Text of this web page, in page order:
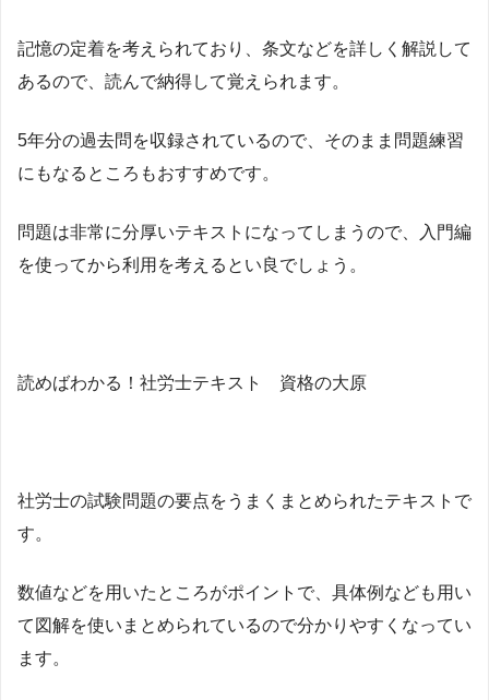
記憶の定着を考えられており、条文などを詳しく解説して
あるので、読んで納得して覚えられます。
5年分の過去問を収録されているので、そのまま問題練習
にもなるところもおすすめです。
問題は非常に分厚いテキストになってしまうので、入門編
を使ってから利用を考えるとい良でしょう。
読めばわかる！社労士テキスト 資格の大原
社労士の試験問題の要点をうまくまとめられたテキストで
す。
数値などを用いたところがポイントで、具体例なども用い
て図解を使いまとめられているので分かりやすくなってい
ます。